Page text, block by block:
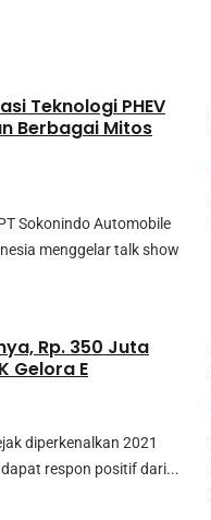
Teknologi PHEV
Berbagai Mitos
Sokonindo Automobile
menggelar talk show
Rp. 350 Juta
Gelora E
diperkenalkan 2021
respon positif dari...